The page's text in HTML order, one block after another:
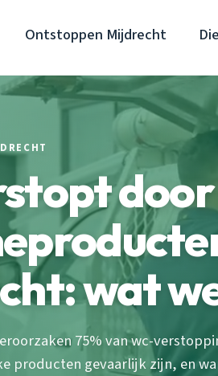
Ontstoppen Mijdrecht
door
wat
75% van wc-
producten gevaarlijk zijn, en